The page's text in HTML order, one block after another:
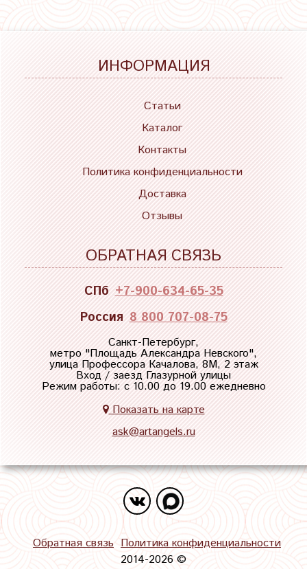
ИНФОРМАЦИЯ
Статьи
Каталог
Контакты
Политика конфиденциальности
Доставка
Отзывы
ОБРАТНАЯ СВЯЗЬ
СПб +7-900-634-65-35
Россия 8 800 707-08-75
Санкт-Петербург,
метро "Площадь Александра Невского",
улица Профессора Качалова, 8М, 2 этаж
Вход / заезд Глазурной улицы
Режим работы: с 10.00 до 19.00 ежедневно
Показать на карте
ask@artangels.ru
Обратная связь Политика конфиденциальности
2014-2026 ©